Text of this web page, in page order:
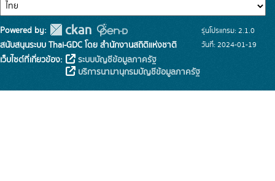
Powered by:
สนับสนุนระบบ Thai-GDC โดย สำนักงานสถิติแห่งชาติ
เว็บไซต์ที่เกี่ยวข้อง:
ระบบบัญชีข้อมูลภาครัฐ
บริการนามานุกรมบัญชีข้อมูลภาครัฐ
รุ่นโปรแกรม: 2.1.0
วันที่: 2024-01-19